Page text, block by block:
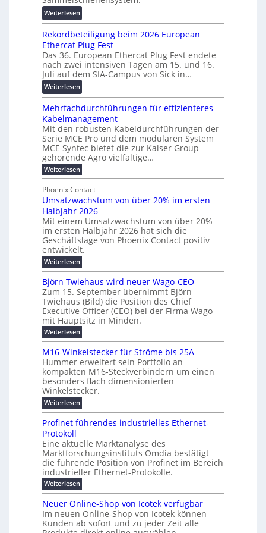
a
n
s
p
a
r
e
n
z
r
s
h
u
n
g
s
f
r
d
e
r
u
n
g
b
r
a
u
h
t
m
e
h
r
T
e
m
p
o
u
n
d
w
e
n
i
e
r
B
ü
r
o
k
r
X
2
0
2
7
w
i
r
d
z
u
m
E
n
e
r
g
u
b
ü
r
m
o
d
e
r
n
e
E
e
r
g
i
e
l
ö
u
n
g
e
n
Weiterlesen:
W
e
i
t
e
r
e
n
t
w
i
c
k
e
l
e
N
H
-
S
i
c
h
e
r
u
n
g
s
l
a
s
t
s
c
h
a
t
l
e
s
t
e
n
Rekordbeteiligung beim 2026 European
Ethercat Plug Fest
Das 36. European Ethercat Plug Fest endete
nach zwei intensiven Tagen am 15. und 16.
Juli auf dem SIA-Campus von Sick in…
Weiterlesen:
R
e
k
o
r
d
b
e
e
i
l
i
g
u
n
g
b
e
m
2
0
2
6
E
u
r
o
p
e
a
E
t
h
e
r
c
a
t
Mehrfachdurchführungen für effizienteres
Kabelmanagement
Mit den robusten Kabeldurchführungen der
Serie MCE Pro und dem modularen System
MCE Syntec bietet die zur Kaiser Group
gehörende Agro vielfältige…
Weiterlesen:
M
h
r
f
a
c
h
d
u
r
c
f
ü
h
r
u
n
g
e
n
f
ü
r
e
ff
i
z
i
e
t
e
r
e
s
K
a
b
e
l
m
Phoenix Contact
Umsatzwachstum von über 20% im ersten
Halbjahr 2026
Mit einem Umsatzwachstum von über 20%
im ersten Halbjahr 2026 hat sich die
Geschäftslage von Phoenix Contact positiv
entwickelt.
Weiterlesen:
U
m
s
a
z
w
a
c
h
s
t
u
m
v
o
n
ü
b
e
2
0
%
i
m
e
r
s
e
n
Björn Twiehaus wird neuer Wago-CEO
Zum 15. September übernimmt Björn
Twiehaus (Bild) die Position des Chief
Executive Officer (CEO) bei der Firma Wago
mit Hauptsitz in Minden.
Weiterlesen:
B
ö
r
n
T
w
i
e
h
a
w
i
r
d
e
e
W
a
M16-Winkelstecker für Ströme bis 25A
Hummer erweitert sein Portfolio an
kompakten M16-Steckverbindern um einen
besonders flach dimensionierten
Winkelstecker.
Weiterlesen:
M
1
6
W
i
n
k
e
l
s
t
c
k
Profinet führendes industrielles Ethernet-
Protokoll
Eine aktuelle Marktanalyse des
Marktforschungsinstituts Omdia bestätigt
die führende Position von Profinet im Bereich
industrieller Ethernet-Protokolle.
Weiterlesen:
P
r
o
i
Neuer Online-Shop von Icotek verfügbar
Im neuen Online-Shop von Icotek können
Kunden ab sofort und zu jeder Zeit alle